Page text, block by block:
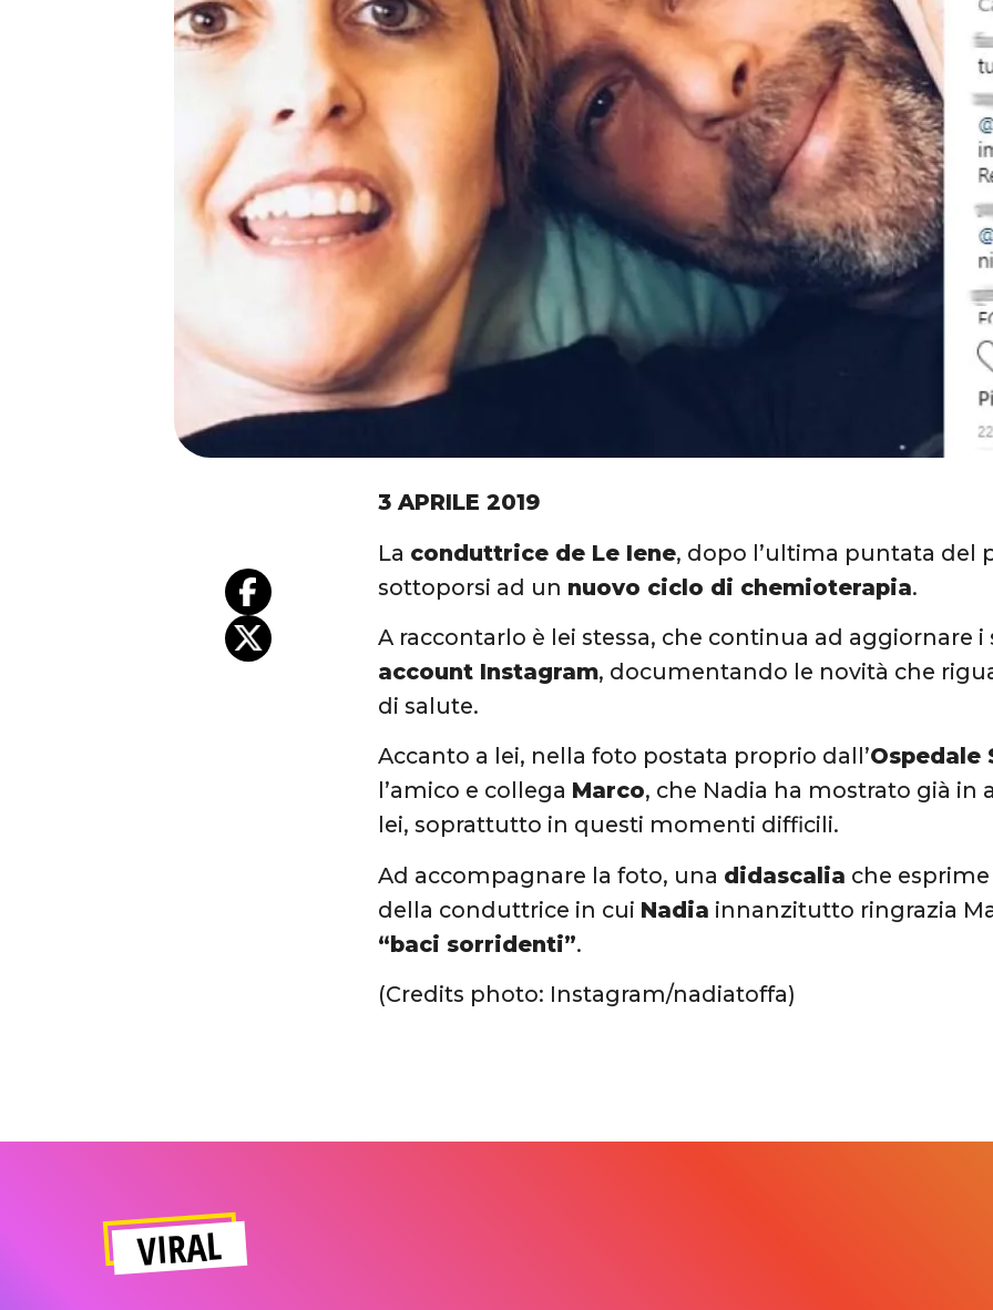
3 APRILE 2019
La conduttrice de Le Iene, dopo l’ultima puntata del
sottoporsi ad un nuovo ciclo di chemioterapia.
A raccontarlo è lei stessa, che continua ad aggiornare
account Instagram, documentando le novità che
di salute.
Accanto a lei, nella foto postata proprio dall’Ospedale
l’amico e collega Marco, che Nadia ha mostrato già in
lei, soprattutto in questi momenti difficili.
Ad accompagnare la foto, una didascalia che
della conduttrice in cui Nadia innanzitutto ringrazia
“baci sorridenti”.
(Credits photo: Instagram/nadiatoffa)
VIRAL